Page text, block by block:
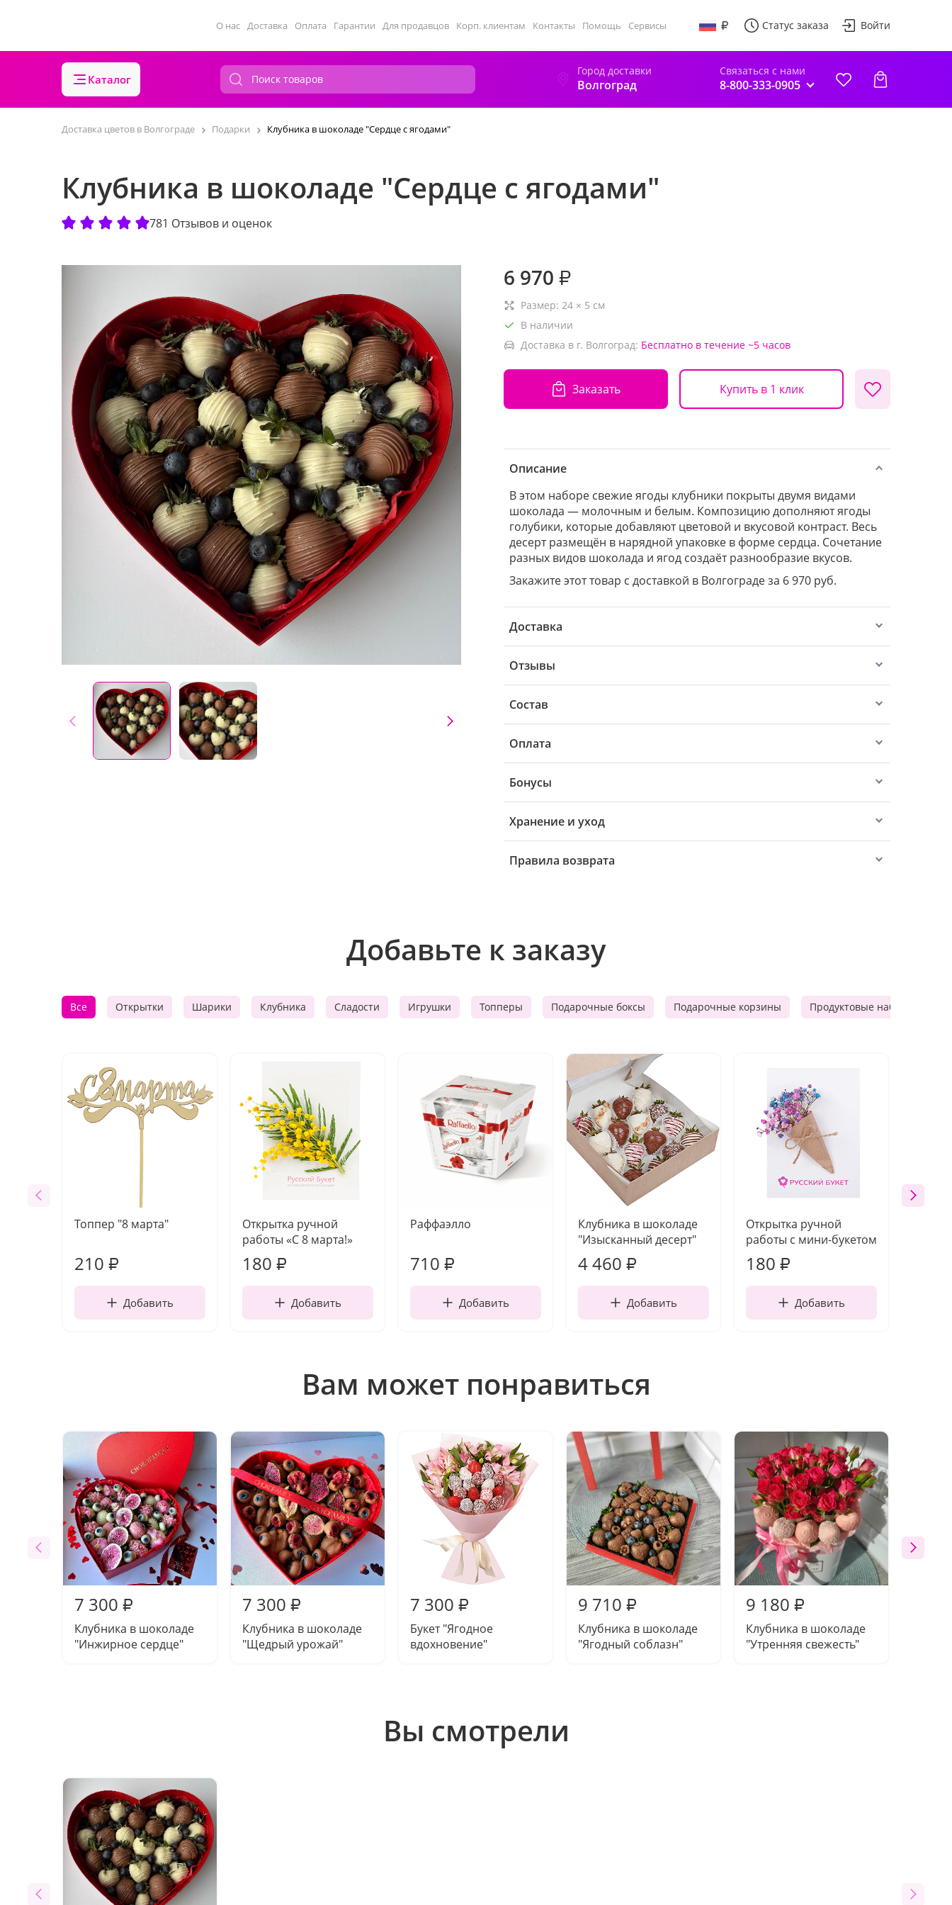
О нас Доставка Оплата Гарантии Для продавцов Корп. клиентам Контакты Помощь Сервисы Статус заказа Войти
Каталог
Город доставки
Волгоград
Связаться с нами
8-800-333-0905
Доставка цветов в Волгограде Подарки Клубника в шоколаде "Сердце с ягодами"
Клубника в шоколаде "Сердце с ягодами"
781 Отзывов и оценок
6 970 ₽
Размер: 24 × 5 см
В наличии
Доставка в г. Волгоград: Бесплатно в течение ~5 часов
Заказать Купить в 1 клик
Описание
В этом наборе свежие ягоды клубники покрыты двумя видами
шоколада — молочным и белым. Композицию дополняют ягоды
голубики, которые добавляют цветовой и вкусовой контраст. Весь
десерт размещён в нарядной упаковке в форме сердца. Сочетание
разных видов шоколада и ягод создаёт разнообразие вкусов.
Закажите этот товар с доставкой в Волгограде за 6 970 руб.
Доставка
Отзывы
Состав
Оплата
Бонусы
Хранение и уход
Правила возврата
Добавьте к заказу
Все Открытки Шарики Клубника Сладости Игрушки Топперы Подарочные боксы Подарочные корзины Продуктовые наборы
Топпер "8 марта"
210 ₽
Добавить
Открытка ручной
работы «С 8 марта!»
180 ₽
Добавить
Раффаэлло
710 ₽
Добавить
Клубника в шоколаде
"Изысканный десерт"
4 460 ₽
Добавить
Открытка ручной
работы с мини-букетом
180 ₽
Добавить
Вам может понравиться
7 300 ₽
Клубника в шоколаде
"Инжирное сердце"
7 300 ₽
Клубника в шоколаде
"Щедрый урожай"
7 300 ₽
Букет "Ягодное
вдохновение"
9 710 ₽
Клубника в шоколаде
"Ягодный соблазн"
9 180 ₽
Клубника в шоколаде
"Утренняя свежесть"
Вы смотрели